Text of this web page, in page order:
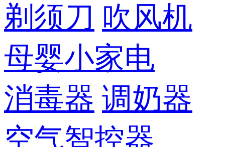
剃须刀 吹风机
母婴小家电
消毒器 调奶器
空气智控器